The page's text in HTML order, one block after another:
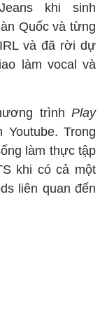
khi sinh
Quốc và từng
và đã rời dự
làm vocal và
trình Play
Trong
làm thực tập
khi có cả một
liên quan đến